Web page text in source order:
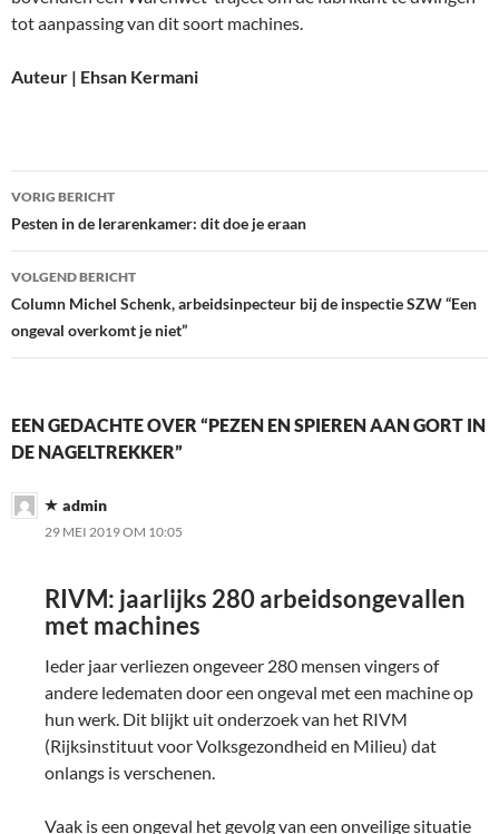
tot aanpassing van dit soort machines.
Auteur | Ehsan Kermani
Bericht
navigatie
VORIG BERICHT
Pesten in de lerarenkamer: dit doe je eraan
VOLGEND BERICHT
Column Michel Schenk, arbeidsinpecteur bij de inspectie SZW “Een
ongeval overkomt je niet”
EEN GEDACHTE OVER “PEZEN EN SPIEREN AAN GORT IN
DE NAGELTREKKER”
admin
29 MEI 2019 OM 10:05
RIVM: jaarlijks 280 arbeidsongevallen
met machines
Ieder jaar verliezen ongeveer 280 mensen vingers of
andere ledematen door een ongeval met een machine op
hun werk. Dit blijkt uit onderzoek van het RIVM
(Rijksinstituut voor Volksgezondheid en Milieu) dat
onlangs is verschenen.
Vaak is een ongeval het gevolg van een onveilige situatie